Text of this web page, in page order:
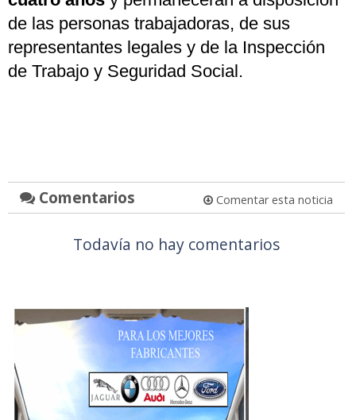
de las personas trabajadoras, de sus
representantes legales y de la Inspección
de Trabajo y Seguridad Social.
Comentarios Comentar esta noticia
Todavía no hay comentarios